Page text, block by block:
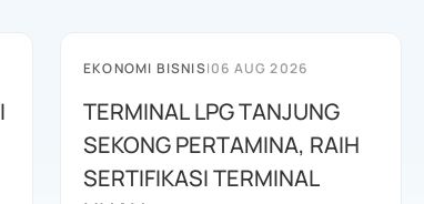
EKONOMI BISNIS|06 AUG 2026
TERMINAL LPG TANJUNG
SEKONG PERTAMINA, RAIH
SERTIFIKASI TERMINAL